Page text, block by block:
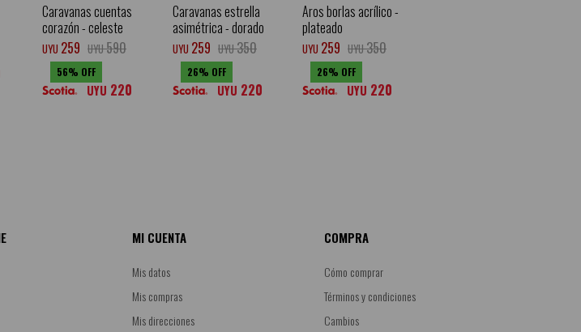
Caravanas cuentas
corazón - celeste
UYU 259 UYU590
56
UYU 220
Caravanas estrella
asimétrica - dorado
UYU 259 UYU350
26
UYU 220
Aros borlas acrílico -
plateado
UYU 259 UYU350
26
UYU 220
MI CUENTA
Mis datos
Mis compras
Mis direcciones
COMPRA
Cómo comprar
Términos y condiciones
Cambios